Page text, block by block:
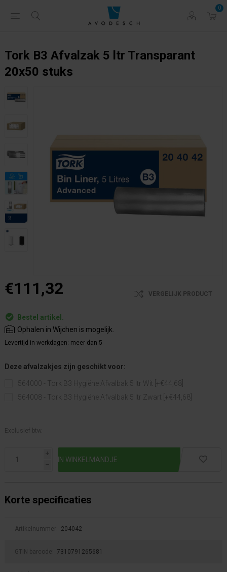
0
Tork B3 Afvalzak 5 ltr Transparant
20x50 stuks
€111,32 VERGELIJK PRODUCT
Bestel artikel.
Ophalen in Wijchen is mogelijk.
Levertijd in werkdagen: meer dan 5
Deze afvalzakjes zijn geschikt voor:
564000 - Tork B3 Hygiëne Afvalbak 5 ltr Wit [+€44,68]
564008 - Tork B3 Hygiëne Afvalbak 5 ltr Zwart [+€44,68]
Exclusief btw.
i
h
Korte specificaties
Artikelnummer: 204042
GTIN barcode: 7310791265681